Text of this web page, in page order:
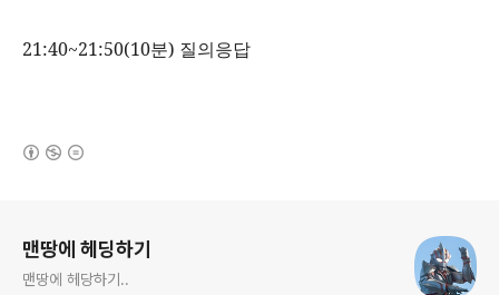
21:40~21:50(10분) 질의응답
맨땅에 헤딩하기
맨땅에 헤당하기..